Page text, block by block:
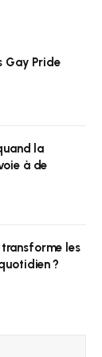
Gay Pride
la
à de
les
?